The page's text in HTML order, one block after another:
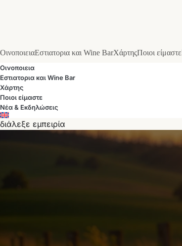
ΟινοποιειαΕστιατορια και Wine BarΧάρτηςΠοιοι είμαστε
Οινοποιεια
Εστιατορια και Wine Bar
Χάρτης
Ποιοι είμαστε
Νέα & Εκδηλώσεις
διάλεξε εμπειρία